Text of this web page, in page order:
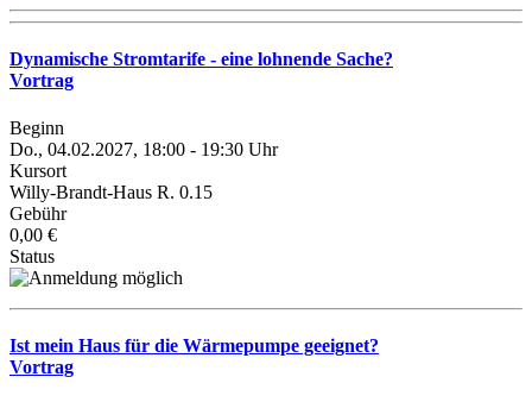
Dynamische Stromtarife - eine lohnende Sache?
Vortrag
Beginn
Do., 04.02.2027, 18:00 - 19:30 Uhr
Kursort
Willy-Brandt-Haus R. 0.15
Gebühr
0,00 €
Status
Ist mein Haus für die Wärmepumpe geeignet?
Vortrag